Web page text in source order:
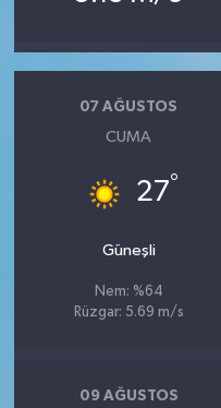
07 AĞUSTOS
CUMA
27°
Güneşli
Nem: %64
Rüzgar: 5.69 m/s
09 AĞUSTOS